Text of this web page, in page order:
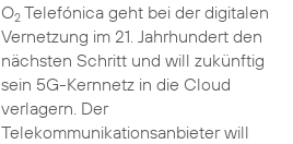
O2Telefónica geht bei der digitalen
Vernetzung im 21. Jahrhundert den
nächsten Schritt und will zukünftig
sein 5G-Kernnetz in die Cloud
verlagern. Der
Telekommunikationsanbieter will